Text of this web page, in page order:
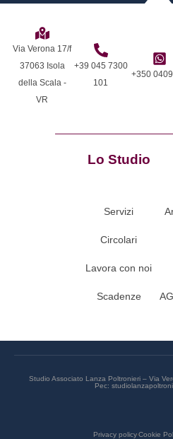
Via Verona 17/f
37063 Isola
della Scala -
VR
+39 045 7300
101
+350
Lo Studio
Servizi
Circolari
Lavora con noi
Scadenze
Studio Associato Lanza Poltronieri – Via
Pec:
Privacy policyCookie